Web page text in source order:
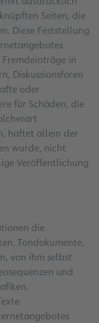
Seiten, die
Diese Feststellung
Fremdeinträge in
Diskussionsforen
oder
für Schäden, die
haftet allein der
wurde, nicht
Veröffentlichung
die
Tondokumente,
von ihm selbst
und